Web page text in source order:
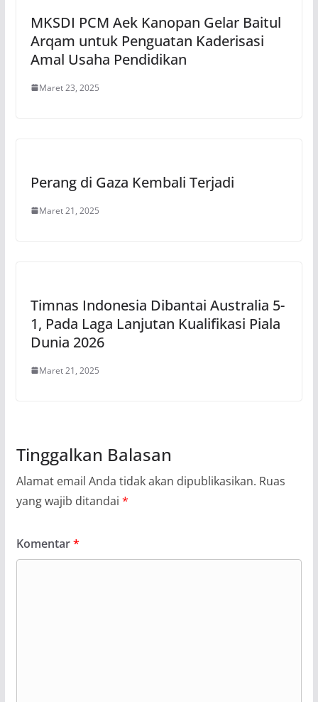
MKSDI PCM Aek Kanopan Gelar Baitul
Arqam untuk Penguatan Kaderisasi
Amal Usaha Pendidikan
Maret 23, 2025
Perang di Gaza Kembali Terjadi
Maret 21, 2025
Timnas Indonesia Dibantai Australia 5-
1, Pada Laga Lanjutan Kualifikasi Piala
Dunia 2026
Maret 21, 2025
Tinggalkan Balasan
Alamat email Anda tidak akan dipublikasikan. Ruas
yang wajib ditandai *
Komentar*